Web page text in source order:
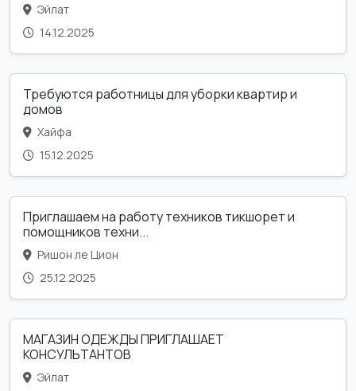
Эйлат
14.12.2025
Требуются работницы для уборки квартир и
домов
Хайфа
15.12.2025
Приглашаем на работу техников тикшорет и
помощников техни...
Ришон ле Цион
25.12.2025
МАГАЗИН ОДЕЖДЫ ПРИГЛАШАЕТ
КОНСУЛЬТАНТОВ
Эйлат